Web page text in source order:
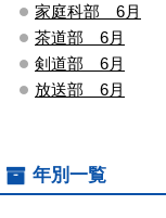
家庭科部 6月
茶道部 6月
剣道部 6月
放送部 6月
年別一覧